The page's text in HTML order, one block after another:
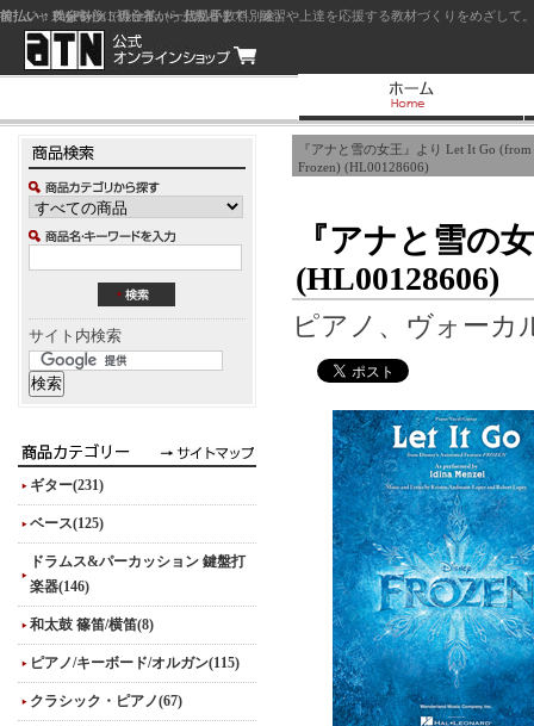
ジャズを中心に初心者から上級者まで、練習や上達を応援する教材づくりをめざし
サイト内検索
ギター(231)
ベース(125)
ドラムス&パーカッション 鍵盤打
楽器(146)
和太鼓 篠笛/横笛(8)
ピアノ/キーボード/オルガン(115)
クラシック・ピアノ(67)
『アナと雪の女王』より Let It Go (from
Frozen) (HL00128606)
『アナと雪の
(HL00128606)
ピアノ、ヴォーカ
前払い：クレジットカード（一括払い）
後払い：代金引換（現金払い・代引手数料別途）
前払い：PayPay